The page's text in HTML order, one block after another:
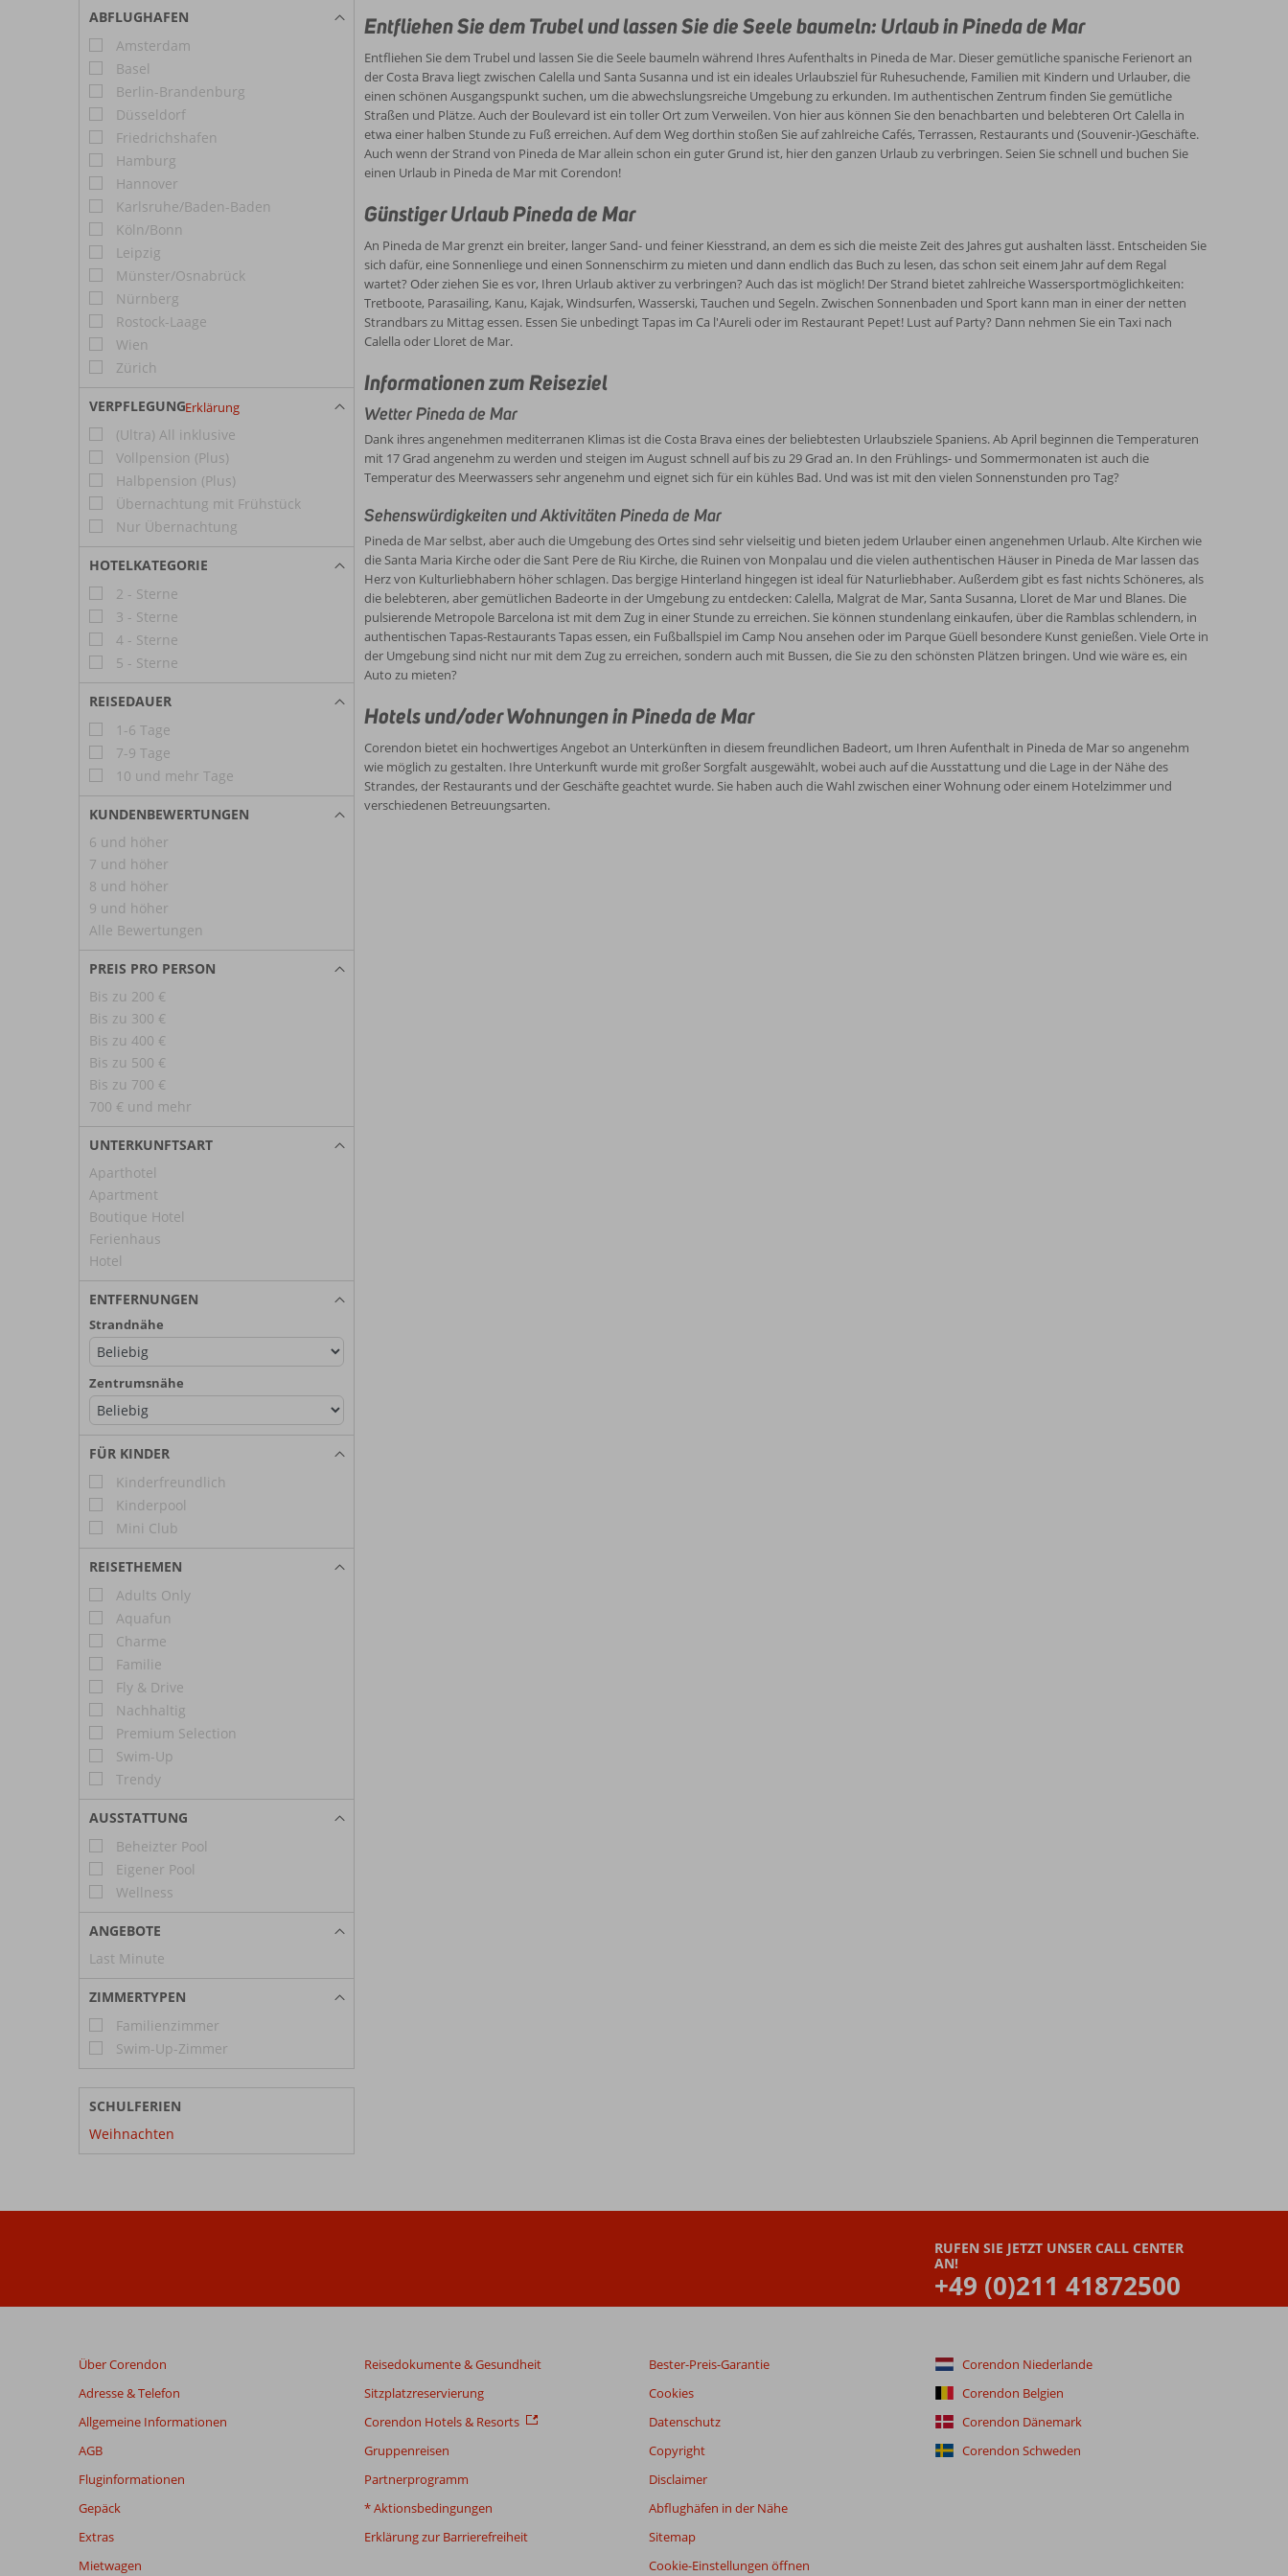
ABFLUGHAFEN
Amsterdam
Basel
Berlin-Brandenburg
Düsseldorf
Friedrichshafen
Hamburg
Hannover
Karlsruhe/Baden-Baden
Köln/Bonn
Leipzig
Münster/Osnabrück
Nürnberg
Rostock-Laage
Wien
Zürich
VERPFLEGUNGErklärung
(Ultra) All inklusive
Vollpension (Plus)
Halbpension (Plus)
Übernachtung mit Frühstück
Nur Übernachtung
HOTELKATEGORIE
2 - Sterne
3 - Sterne
4 - Sterne
5 - Sterne
REISEDAUER
1-6 Tage
7-9 Tage
10 und mehr Tage
KUNDENBEWERTUNGEN
6 und höher
7 und höher
8 und höher
9 und höher
Alle Bewertungen
PREIS PRO PERSON
Bis zu 200 €
Bis zu 300 €
Bis zu 400 €
Bis zu 500 €
Bis zu 700 €
700 € und mehr
UNTERKUNFTSART
Aparthotel
Apartment
Boutique Hotel
Ferienhaus
Hotel
ENTFERNUNGEN
Strandnähe
Zentrumsnähe
FÜR KINDER
Kinderfreundlich
Kinderpool
Mini Club
REISETHEMEN
Adults Only
Aquafun
Charme
Familie
Fly & Drive
Nachhaltig
Premium Selection
Swim-Up
Trendy
AUSSTATTUNG
Beheizter Pool
Eigener Pool
Wellness
ANGEBOTE
Last Minute
ZIMMERTYPEN
Familienzimmer
Swim-Up-Zimmer
SCHULFERIEN
Weihnachten
Sie zu den schönsten Plätzen bringen. Und wie wäre es, ein Auto zu mieten?
Hotelzimmer und verschiedenen Betreuungsarten.
Entfliehen Sie dem Trubel und lassen Sie die Seele baumeln: Urlaub in Pineda de Mar
Entfliehen Sie dem Trubel und lassen Sie die Seele baumeln während Ihres Aufenthalts in Pineda de Mar. Dieser gemütliche spanische Ferienort an
der Costa Brava liegt zwischen Calella und Santa Susanna und ist ein ideales Urlaubsziel für Ruhesuchende, Familien mit Kindern und Urlauber, die
einen schönen Ausgangspunkt suchen, um die abwechslungsreiche Umgebung zu erkunden. Im authentischen Zentrum finden Sie gemütliche
Straßen und Plätze. Auch der Boulevard ist ein toller Ort zum Verweilen. Von hier aus können Sie den benachbarten und belebteren Ort Calella in
etwa einer halben Stunde zu Fuß erreichen. Auf dem Weg dorthin stoßen Sie auf zahlreiche Cafés, Terrassen, Restaurants und (Souvenir-)Geschäfte.
Auch wenn der Strand von Pineda de Mar allein schon ein guter Grund ist, hier den ganzen Urlaub zu verbringen. Seien Sie schnell und buchen Sie
einen Urlaub in Pineda de Mar mit Corendon!
Günstiger Urlaub Pineda de Mar
An Pineda de Mar grenzt ein breiter, langer Sand- und feiner Kiesstrand, an dem es sich die meiste Zeit des Jahres gut aushalten lässt. Entscheiden Sie
sich dafür, eine Sonnenliege und einen Sonnenschirm zu mieten und dann endlich das Buch zu lesen, das schon seit einem Jahr auf dem Regal
wartet? Oder ziehen Sie es vor, Ihren Urlaub aktiver zu verbringen? Auch das ist möglich! Der Strand bietet zahlreiche Wassersportmöglichkeiten:
Tretboote, Parasailing, Kanu, Kajak, Windsurfen, Wasserski, Tauchen und Segeln. Zwischen Sonnenbaden und Sport kann man in einer der netten
Strandbars zu Mittag essen. Essen Sie unbedingt Tapas im Ca l'Aureli oder im Restaurant Pepet! Lust auf Party? Dann nehmen Sie ein Taxi nach
Calella oder Lloret de Mar.
Informationen zum Reiseziel
Wetter Pineda de Mar
Dank ihres angenehmen mediterranen Klimas ist die Costa Brava eines der beliebtesten Urlaubsziele Spaniens. Ab April beginnen die Temperaturen
mit 17 Grad angenehm zu werden und steigen im August schnell auf bis zu 29 Grad an. In den Frühlings- und Sommermonaten ist auch die
Temperatur des Meerwassers sehr angenehm und eignet sich für ein kühles Bad. Und was ist mit den vielen Sonnenstunden pro Tag?
Sehenswürdigkeiten und Aktivitäten Pineda de Mar
Pineda de Mar selbst, aber auch die Umgebung des Ortes sind sehr vielseitig und bieten jedem Urlauber einen angenehmen Urlaub. Alte Kirchen wie
die Santa Maria Kirche oder die Sant Pere de Riu Kirche, die Ruinen von Monpalau und die vielen authentischen Häuser in Pineda de Mar lassen das
Herz von Kulturliebhabern höher schlagen. Das bergige Hinterland hingegen ist ideal für Naturliebhaber. Außerdem gibt es fast nichts Schöneres, als
die belebteren, aber gemütlichen Badeorte in der Umgebung zu entdecken: Calella, Malgrat de Mar, Santa Susanna, Lloret de Mar und Blanes. Die
pulsierende Metropole Barcelona ist mit dem Zug in einer Stunde zu erreichen. Sie können stundenlang einkaufen, über die Ramblas schlendern, in
authentischen Tapas-Restaurants Tapas essen, ein Fußballspiel im Camp Nou ansehen oder im Parque Güell besondere Kunst genießen. Viele Orte in
der Umgebung sind nicht nur mit dem Zug zu erreichen, sondern auch mit Bussen, die Sie zu den schönsten Plätzen bringen. Und wie wäre es, ein
Auto zu mieten?
Hotels und/oder Wohnungen in Pineda de Mar
Corendon bietet ein hochwertiges Angebot an Unterkünften in diesem freundlichen Badeort, um Ihren Aufenthalt in Pineda de Mar so angenehm
wie möglich zu gestalten. Ihre Unterkunft wurde mit großer Sorgfalt ausgewählt, wobei auch auf die Ausstattung und die Lage in der Nähe des
Strandes, der Restaurants und der Geschäfte geachtet wurde. Sie haben auch die Wahl zwischen einer Wohnung oder einem Hotelzimmer und
verschiedenen Betreuungsarten.
RUFEN SIE JETZT UNSER CALL CENTER
AN!
+49 (0)211 41872500
Über Corendon
Adresse & Telefon
Allgemeine Informationen
AGB
Fluginformationen
Gepäck
Extras
Mietwagen
Reisedokumente & Gesundheit
Sitzplatzreservierung
Corendon Hotels & Resorts
Gruppenreisen
Partnerprogramm
* Aktionsbedingungen
Erklärung zur Barrierefreiheit
Bester-Preis-Garantie
Cookies
Datenschutz
Copyright
Disclaimer
Abflughäfen in der Nähe
Sitemap
Cookie-Einstellungen öffnen
Corendon Niederlande
Corendon Belgien
Corendon Dänemark
Corendon Schweden